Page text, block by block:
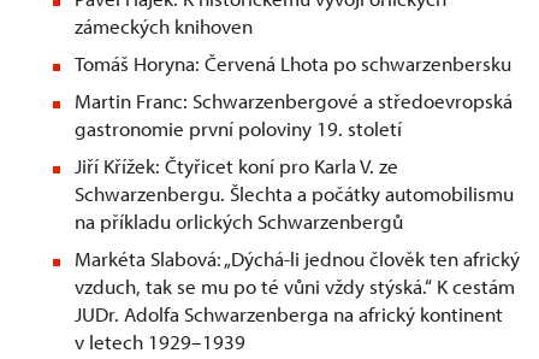
zámeckých knihoven
Tomáš Horyna: Červená Lhota po schwarzenbersku
Martin Franc: Schwarzenbergové a středoevropská
gastronomie první poloviny 19. století
Jiří Křížek: Čtyřicet koní pro Karla V. ze
Schwarzenbergu. Šlechta a počátky automobilismu
na příkladu orlických Schwarzenbergů
Markéta Slabová: „Dýchá‑li jednou člověk ten africký
vzduch, tak se mu po té vůni vždy stýská.“ K cestám
JUDr. Adolfa Schwarzenberga na africký kontinent
v letech 1929–1939